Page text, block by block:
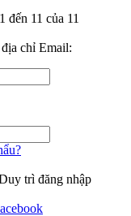
đến 11 của 11
chỉ Email:
trì đăng nhập